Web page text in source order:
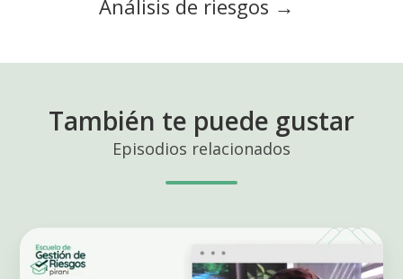
Análisis de riesgos →
También te puede gustar
Episodios relacionados
Cómo
gestionar